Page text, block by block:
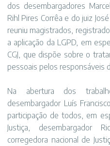
dos desembargadores
Rihl Pires Corrêa e do juiz
reuniu magistrados,
a aplicação da LGPD, em
CGJ, que dispõe sobre o
pessoais pelos responsáveis
Na abertura dos
desembargador Luís
participação de todos, em
Justiça, desembargador
corregedora nacional de